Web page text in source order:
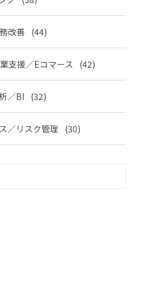
改善 (44)
支援／Eコマース (42)
／BI (32)
／リスク管理 (30)